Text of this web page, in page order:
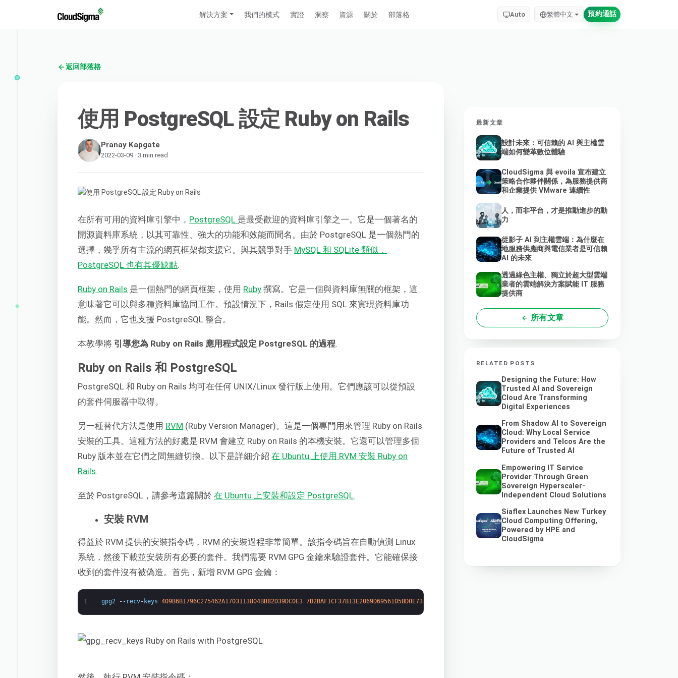
解決方案 我們的模式 實證 洞察 資源 關於 部落格 Auto 繁體中文 預約通話
返回部落格
使用 PostgreSQL 設定 Ruby on Rails
Pranay Kapgate
2022-03-09 · 3 min read
在所有可用的資料庫引擎中， PostgreSQL 是最受歡迎的資料庫引擎之一。它是一個著名的
開源資料庫系統，以其可靠性、強大的功能和效能而聞名。由於 PostgreSQL 是一個熱門的
選擇，幾乎所有主流的網頁框架都支援它。與其競爭對手 MySQL 和 SQLite 類似，
PostgreSQL 也有其優缺點
Ruby on Rails 是一個熱門的網頁框架，使用 Ruby 撰寫。它是一個與資料庫無關的框架，這
意味著它可以與多種資料庫協同工作。預設情況下，Rails 假定使用 SQL 來實現資料庫功
能。然而，它也支援 PostgreSQL 整合。
本教學將 引導您為 Ruby on Rails 應用程式設定 PostgreSQL 的過程.
Ruby on Rails 和 PostgreSQL
PostgreSQL 和 Ruby on Rails 均可在任何 UNIX/Linux 發行版上使用。它們應該可以從預設
的套件伺服器中取得。
另一種替代方法是使用 RVM (Ruby Version Manager)。這是一個專門用來管理 Ruby on Rails
安裝的工具。這種方法的好處是 RVM 會建立 Ruby on Rails 的本機安裝。它還可以管理多個
Ruby 版本並在它們之間無縫切換。以下是詳細介紹在 Ubuntu 上使用 RVM 安裝 Ruby on
Rails.
至於 PostgreSQL，請參考這篇關於在 Ubuntu 上安裝和設定 PostgreSQL.
安裝 RVM
得益於 RVM 提供的安裝指令碼，RVM 的安裝過程非常簡單。該指令碼旨在自動偵測 Linux
系統，然後下載並安裝所有必要的套件。我們需要 RVM GPG 金鑰來驗證套件。它能確保接
收到的套件沒有被偽造。首先，新增 RVM GPG 金鑰：
1 gpg2 -- recv- keys 409B6B1796C275462A1703113804BB82D39DC0E3 7D2BAF1CF37B13E2069D6956105BD0E739499BDB
最新文章
設計未來：可信賴的 AI 與主權雲
端如何變革數位體驗
CloudSigma 與 evoila 宣布建立
策略合作夥伴關係，為服務提供商
和企業提供 VMware 連續性
人，而非平台，才是推動進步的動
力
從影子 AI 到主權雲端：為什麼在
地服務供應商與電信業者是可信賴
AI 的未來
透過綠色主權、獨立於超大型雲端
業者的雲端解決方案賦能 IT 服務
提供商
所有文章
RELATED POSTS
Designing the Future: How
Trusted AI and Sovereign
Cloud Are Transforming
Digital Experiences
From Shadow AI to Sovereign
Cloud: Why Local Service
Providers and Telcos Are the
Future of Trusted AI
Empowering IT Service
Provider Through Green
Sovereign Hyperscaler-
Independent Cloud Solutions
Siaflex Launches New Turkey
Cloud Computing Offering,
Powered by HPE and
CloudSigma